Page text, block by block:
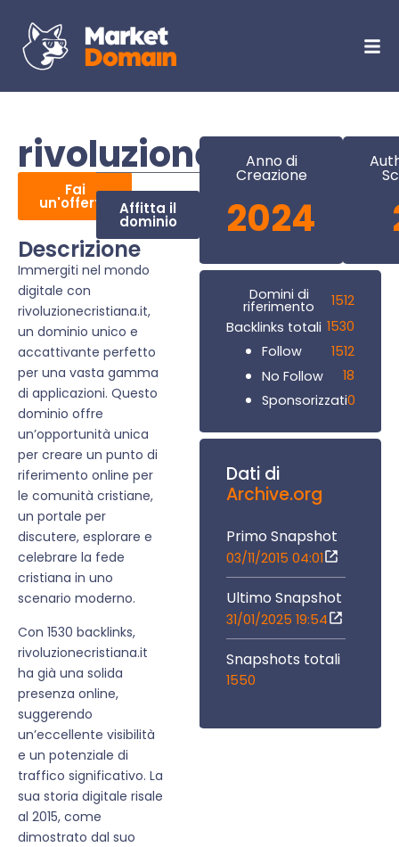
Fai
un'offerta Affitta il
dominio
Descrizione
Immergiti nel mondo
digitale con
rivoluzionecristiana.it,
un dominio unico e
accattivante perfetto
per una vasta gamma
di applicazioni. Questo
dominio offre
un’opportunità unica
per creare un punto di
riferimento online per
le comunità cristiane,
un portale per
discutere, esplorare e
celebrare la fede
cristiana in uno
scenario moderno.
Con 1530 backlinks,
rivoluzionecristiana.it
ha già una solida
presenza online,
suggerendo
un’eccellente visibilità
e un potenziale di
traffico significativo. La
sua storia digitale risale
al 2015, come
dimostrato dal suo
Anno di
Creazione
2024
Domini di
riferimento
1512
Backlinks totali 1530
Follow
1512
No Follow
18
Sponsorizzati0
Dati di
Archive.org
Primo Snapshot
03/11/2015 04:01
Ultimo Snapshot
31/01/2025 19:54
Snapshots totali
1550